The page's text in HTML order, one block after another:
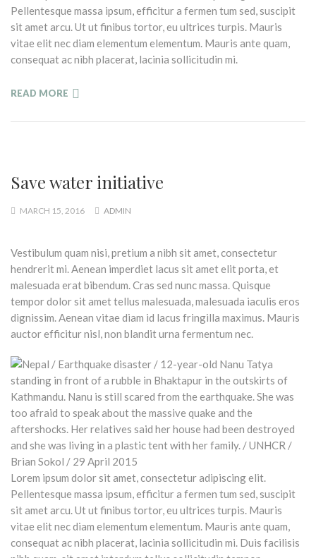
Pellentesque massa ipsum, efficitur a fermen tum sed, suscipit
sit amet arcu. Ut ut finibus tortor, eu ultrices turpis. Mauris
vitae elit nec diam elementum elementum. Mauris ante quam,
consequat ac nibh placerat, lacinia sollicitudin mi.
READ MORE
Save water initiative
MARCH 15, 2016 ADMIN
Vestibulum quam nisi, pretium a nibh sit amet, consectetur
hendrerit mi. Aenean imperdiet lacus sit amet elit porta, et
malesuada erat bibendum. Cras sed nunc massa. Quisque
tempor dolor sit amet tellus malesuada, malesuada iaculis eros
dignissim. Aenean vitae diam id lacus fringilla maximus. Mauris
auctor efficitur nisl, non blandit urna fermentum nec.
Lorem ipsum dolor sit amet, consectetur adipiscing elit.
Pellentesque massa ipsum, efficitur a fermen tum sed, suscipit
sit amet arcu. Ut ut finibus tortor, eu ultrices turpis. Mauris
vitae elit nec diam elementum elementum. Mauris ante quam,
consequat ac nibh placerat, lacinia sollicitudin mi. Duis facilisis